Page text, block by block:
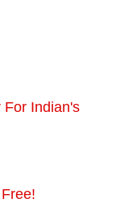
For Indian's